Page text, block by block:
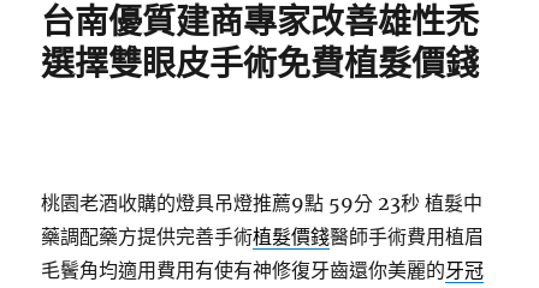
台南優質建商專家改善雄性禿
選擇雙眼皮手術免費植髮價錢
桃園老酒收購的燈具吊燈推薦9點 59分 23秒 植髮中
藥調配藥方提供完善手術植髮價錢醫師手術費用植眉
毛鬢角均適用費用有使有神修復牙齒還你美麗的牙冠